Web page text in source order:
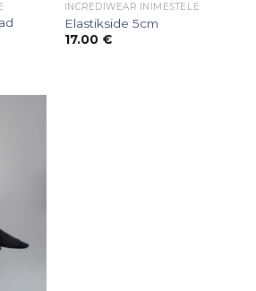
INCREDIWEAR INIMESTELE
Elastikside 5cm
17.00 €